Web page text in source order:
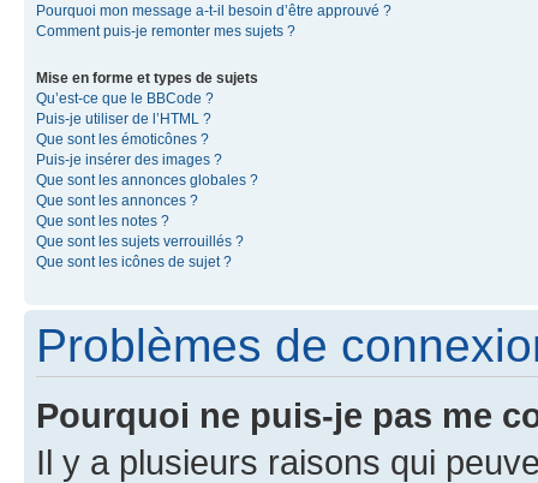
Pourquoi mon message a-t-il besoin d’être approuvé ?
Comment puis-je remonter mes sujets ?
Mise en forme et types de sujets
Qu’est-ce que le BBCode ?
Puis-je utiliser de l’HTML ?
Que sont les émoticônes ?
Puis-je insérer des images ?
Que sont les annonces globales ?
Que sont les annonces ?
Que sont les notes ?
Que sont les sujets verrouillés ?
Que sont les icônes de sujet ?
Problèmes de
Pourquoi ne puis-je pas me
Il y a plusieurs raisons qui